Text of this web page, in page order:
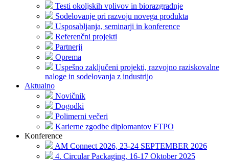
Testi okoljskih vplivov in biorazgradnje
Sodelovanje pri razvoju novega produkta
Usposabljanja, seminarji in konference
Referenčni projekti
Partnerji
Oprema
Uspešno zaključeni projekti, razvojno raziskovalne
naloge in sodelovanja z industrijo
Aktualno
Novičnik
Dogodki
Polimerni večeri
Karierne zgodbe diplomantov FTPO
Konference
AM Connect 2026, 23-24 SEPTEMBER 2026
4. Circular Packaging, 16-17 Oktober 2025